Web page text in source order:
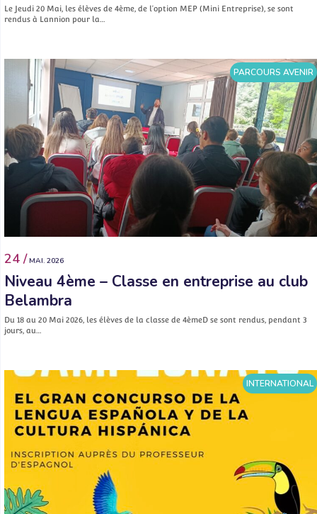
Le Jeudi 20 Mai, les élèves de 4ème, de l’option MEP (Mini Entreprise), se sont
rendus à Lannion pour la…
PARCOURS AVENIR
24 / MAI. 2026
Niveau 4ème – Classe en entreprise au club
Belambra
Du 18 au 20 Mai 2026, les élèves de la classe de 4èmeD se sont rendus, pendant 3
jours, au…
INTERNATIONAL